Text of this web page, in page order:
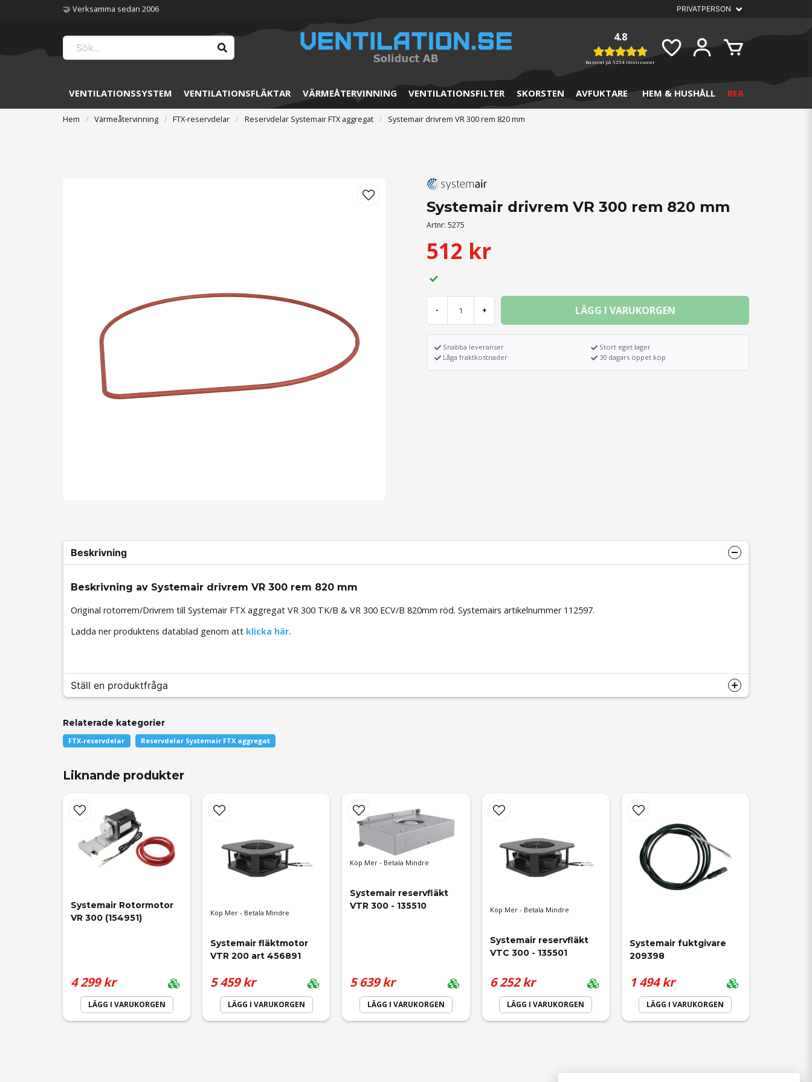
🤝 Verksamma sedan 2006
4.8
Baserat på 5254 recensioner
VENTILATIONSSYSTEM VENTILATIONSFLÄKTAR VÄRMEÅTERVINNING VENTILATIONSFILTER SKORSTEN AVFUKTARE HEM & HUSHÅLL REA
Hem Värmeåtervinning FTX-reservdelar Reservdelar Systemair FTX aggregat Systemair drivrem VR 300 rem 820 mm
Systemair drivrem VR 300 rem 820 mm
Artnr:5275
512 kr
- + LÄGG I VARUKORGEN
Snabba leveranser
Låga fraktkostnader
Stort eget lager
30 dagars öppet köp
Beskrivning
Beskrivning av Systemair drivrem VR 300 rem 820 mm
Original rotorrem/Drivrem till Systemair FTX aggregat VR 300 TK/B & VR 300 ECV/B 820mm röd. Systemairs artikelnummer 112597.
Ladda ner produktens datablad genom att klicka här.
Ställ en produktfråga
question
Fråga oss något om denna produkten...
nameNamn email
Mejladress
Ja, ni får publicera min fråga
Skicka fråga
Relaterade kategorier
FTX-reservdelar Reservdelar Systemair FTX aggregat
Liknande produkter
Systemair Rotormotor
VR 300 (154951)
4 299 kr
LÄGG I VARUKORGEN
Köp Mer - Betala Mindre
Systemair fläktmotor
VTR 200 art 456891
5 459 kr
LÄGG I VARUKORGEN
Köp Mer - Betala Mindre
Systemair reservfläkt
VTR 300 - 135510
5 639 kr
LÄGG I VARUKORGEN
Köp Mer - Betala Mindre
Systemair reservfläkt
VTC 300 - 135501
6 252 kr
LÄGG I VARUKORGEN
Systemair fuktgivare
209398
1 494 kr
LÄGG I VARUKORGEN